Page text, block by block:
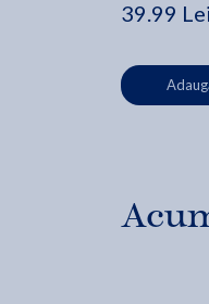
39.99 Lei